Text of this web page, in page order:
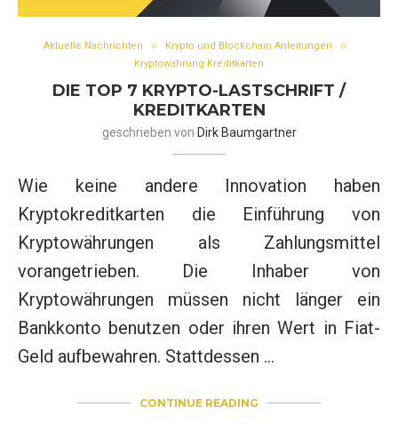
Aktuelle Nachrichten
Krypto und Blockchain Anleitungen
Kryptowährung Kreditkarten
DIE TOP 7 KRYPTO-LASTSCHRIFT /
KREDITKARTEN
geschrieben von Dirk Baumgartner
Wie keine andere Innovation haben
Kryptokreditkarten die Einführung von
Kryptowährungen als Zahlungsmittel
vorangetrieben. Die Inhaber von
Kryptowährungen müssen nicht länger ein
Bankkonto benutzen oder ihren Wert in Fiat-
Geld aufbewahren. Stattdessen …
CONTINUE READING